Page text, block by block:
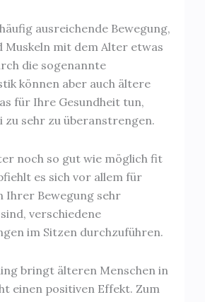
ausreichende Bewegung,
Muskeln mit dem Alter etwas
die sogenannte
können aber auch ältere
für Ihre Gesundheit tun,
zu sehr zu überanstrengen.
noch so gut wie möglich fit
es sich vor allem für
Ihrer Bewegung sehr
verschiedene
im Sitzen durchzuführen.
bringt älteren Menschen in
einen positiven Effekt. Zum